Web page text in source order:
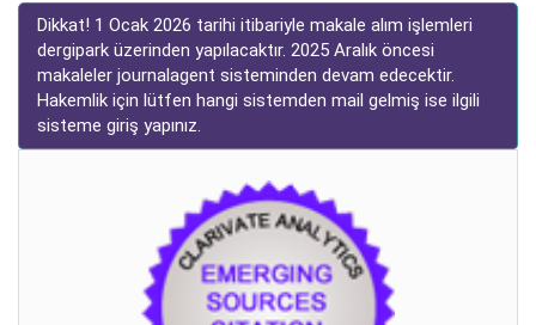
Dikkat! 1 Ocak 2026 tarihi itibariyle makale alım işlemleri
dergipark üzerinden yapılacaktır. 2025 Aralık öncesi
makaleler journalagent sisteminden devam edecektir.
Hakemlik için lütfen hangi sistemden mail gelmiş ise ilgili
sisteme giriş yapınız.